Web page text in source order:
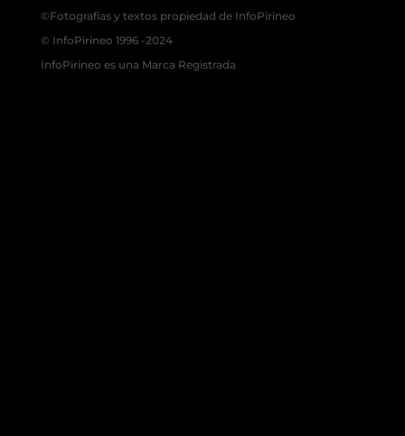
©Fotografías y textos propiedad de InfoPirineo
© InfoPirineo 1996 -2024
InfoPirineo es una Marca Registrada